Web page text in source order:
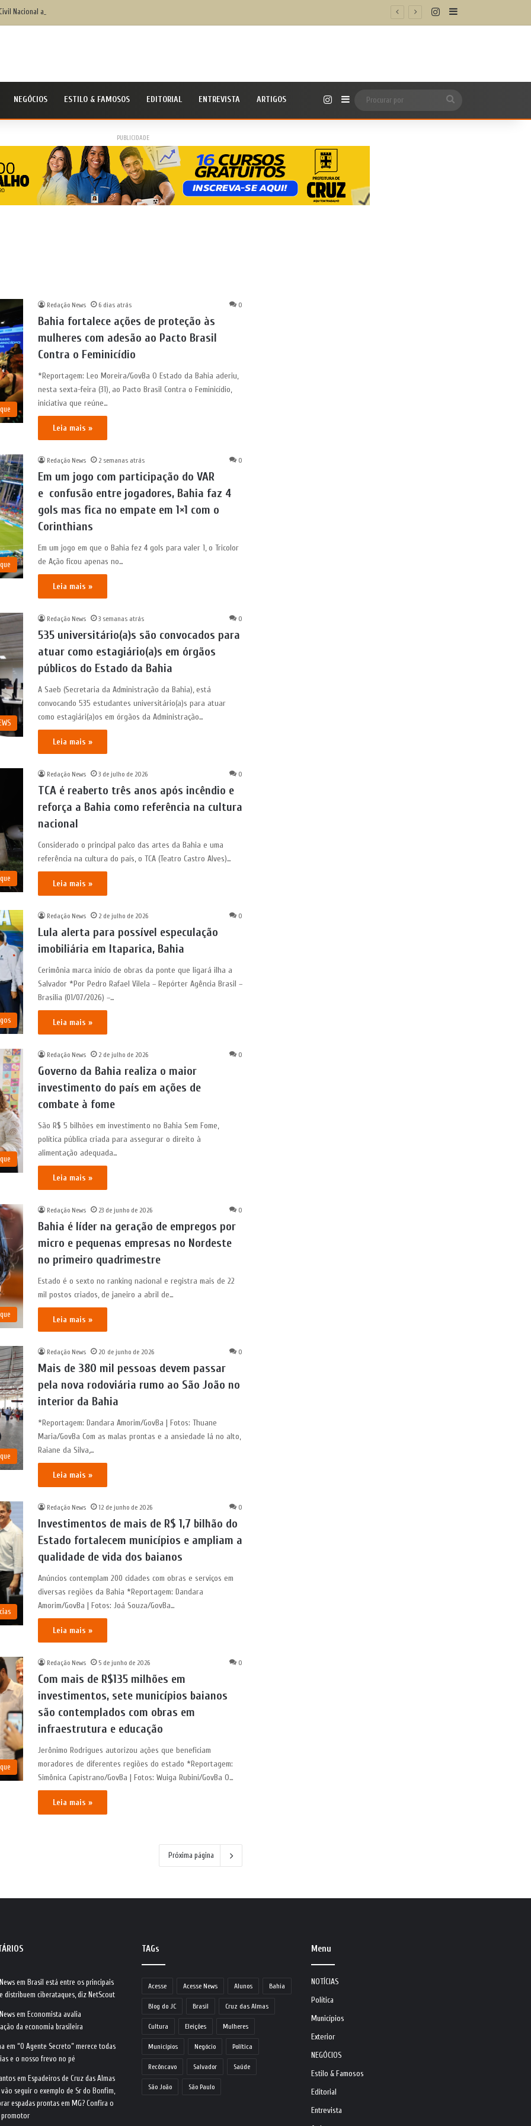
Nacional alerta população para chegada do ciclone bomba ‘ventos superiores a 100 km/h’ InstagramBarra Lateral
NEGÓCIOS ESTILO & FAMOSOS EDITORIAL ENTREVISTA ARTIGOS InstagramBarra Lateral
por
PUBLICIDADE
Redação News 6 dias atrás 0
Bahia fortalece ações de proteção às
mulheres com adesão ao Pacto Brasil
Contra o Feminicídio
*Reportagem: Leo Moreira/GovBa O Estado da Bahia aderiu,
nesta sexta-feira (31), ao Pacto Brasil Contra o Feminicídio,
iniciativa que reúne…
Leia mais »
Redação News 2 semanas atrás 0
Em um jogo com participação do VAR
e confusão entre jogadores, Bahia faz 4
gols mas fica no empate em 1×1 com o
Corinthians
Em um jogo em que o Bahia fez 4 gols para valer 1, o Tricolor
de Ação ficou apenas no…
Leia mais »
Redação News 3 semanas atrás 0
535 universitário(a)s são convocados para
atuar como estagiário(a)s em órgãos
públicos do Estado da Bahia
A Saeb (Secretaria da Administração da Bahia), está
convocando 535 estudantes universitário(a)s para atuar
como estagiári(a)os em órgãos da Administração…
Leia mais »
Redação News 3 de julho de 2026 0
TCA é reaberto três anos após incêndio e
reforça a Bahia como referência na cultura
nacional
Considerado o principal palco das artes da Bahia e uma
referência na cultura do país, o TCA (Teatro Castro Alves)…
Leia mais »
Redação News 2 de julho de 2026 0
Lula alerta para possível especulação
imobiliária em Itaparica, Bahia
Cerimônia marca início de obras da ponte que ligará ilha a
Salvador *Por Pedro Rafael Vilela – Repórter Agência Brasil –
Brasilia (01/07/2026) –…
Leia mais »
Redação News 2 de julho de 2026 0
Governo da Bahia realiza o maior
investimento do país em ações de
combate à fome
São R$ 5 bilhões em investimento no Bahia Sem Fome,
política pública criada para assegurar o direito à
alimentação adequada…
Leia mais »
Redação News 23 de junho de 2026 0
Bahia é líder na geração de empregos por
micro e pequenas empresas no Nordeste
no primeiro quadrimestre
Estado é o sexto no ranking nacional e registra mais de 22
mil postos criados, de janeiro a abril de…
Leia mais »
Redação News 20 de junho de 2026 0
Mais de 380 mil pessoas devem passar
pela nova rodoviária rumo ao São João no
interior da Bahia
*Reportagem: Dandara Amorim/GovBa | Fotos: Thuane
Maria/GovBa Com as malas prontas e a ansiedade lá no alto,
Raiane da Silva,…
Leia mais »
Redação News 12 de junho de 2026 0
Investimentos de mais de R$ 1,7 bilhão do
Estado fortalecem municípios e ampliam a
qualidade de vida dos baianos
Anúncios contemplam 200 cidades com obras e serviços em
diversas regiões da Bahia *Reportagem: Dandara
Amorim/GovBa | Fotos: Joá Souza/GovBa…
Leia mais »
Redação News 5 de junho de 2026 0
Com mais de R$135 milhões em
investimentos, sete municípios baianos
são contemplados com obras em
infraestrutura e educação
Jerônimo Rodrigues autorizou ações que beneficiam
moradores de diferentes regiões do estado *Reportagem:
Simônica Capistrano/GovBa | Fotos: Wuiga Rubini/GovBa O…
Leia mais »
Próxima página
em Brasil está entre os principais
distribuem ciberataques, diz NetScout
em Economista avalia
da economia brasileira
em“O Agente Secreto” merece todas
e o nosso frevo no pé
em Espadeiros de Cruz das Almas
seguir o exemplo de Sr do Bonfim,
espadas prontas em MG? Confira o
promotor
TAGs
Acesse Acesse News Alunos Bahia
Blog do JC Brasil Cruz das Almas
Cultura Eleições Mulheres
Municípios Negócio Política
Recôncavo Salvador Saúde
São João São Paulo
Menu
NOTÍCIAS
Política
Municípios
Exterior
NEGÓCIOS
Estilo & Famosos
Editorial
Entrevista